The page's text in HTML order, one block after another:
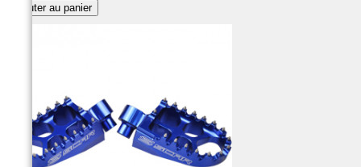
Ajouter au panier